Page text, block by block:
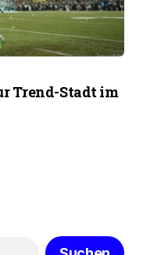
Trend-Stadt im